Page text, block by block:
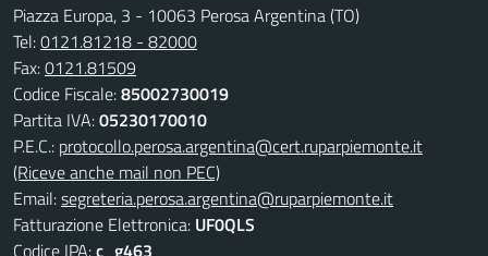
Piazza Europa, 3 - 10063 Perosa Argentina (TO)
Tel:0121.81218 - 82000
Fax:0121.81509
Codice Fiscale:85002730019
Partita IVA:05230170010
P.E.C.: protocollo.perosa.argentina@cert.ruparpiemonte.it
(Riceve anche mail non PEC)
Email:segreteria.perosa.argentina@ruparpiemonte.it
Fatturazione Elettronica: UF0QLS
Codice IPA:c_g463